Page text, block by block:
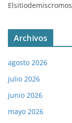
Elsitiodemiscromos
Archivos
agosto 2026
julio 2026
junio 2026
mayo 2026